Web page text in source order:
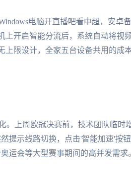
电脑开直播吧看中超，安卓
上开启智能分流后，系统自动将视
限设计，全家五台设备共用的成
。上周欧冠决赛前，技术团队临时
提示线路切换，点击'智能加速'按
运会等大型赛事期间的高并发需求